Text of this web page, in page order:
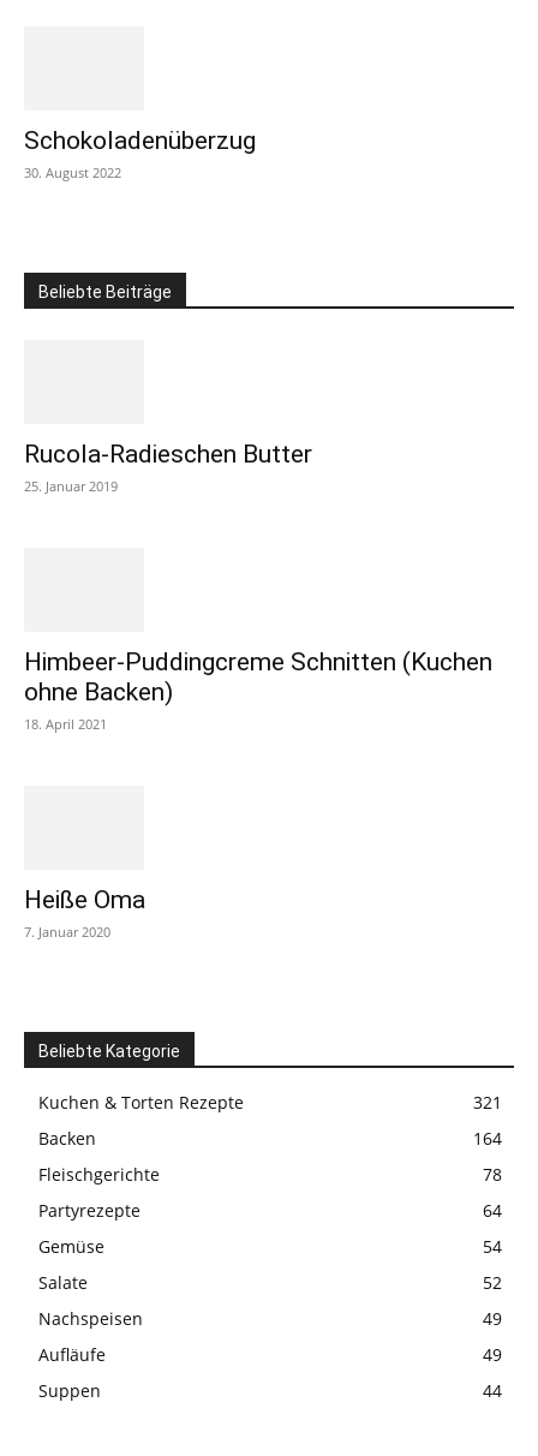
Schokoladenüberzug
30. August 2022
Beliebte Beiträge
Rucola-Radieschen Butter
25. Januar 2019
Himbeer-Puddingcreme Schnitten (Kuchen
ohne Backen)
18. April 2021
Heiße Oma
7. Januar 2020
Beliebte Kategorie
Kuchen & Torten Rezepte
321
Backen
164
Fleischgerichte
78
Partyrezepte
64
Gemüse
54
Salate
52
Nachspeisen
49
Aufläufe
49
Suppen
44